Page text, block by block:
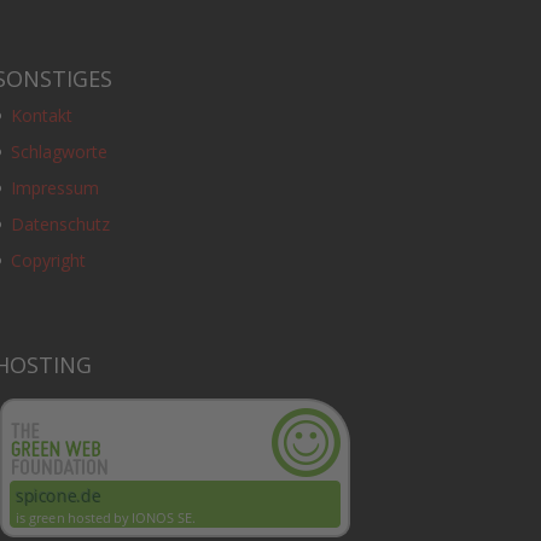
Kontakt
Schlagworte
Impressum
Datenschutz
Copyright